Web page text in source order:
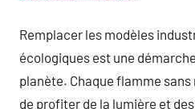
Remplacer les modèles
écologiques est une
planète. Chaque flamme
de profiter de la lumière et